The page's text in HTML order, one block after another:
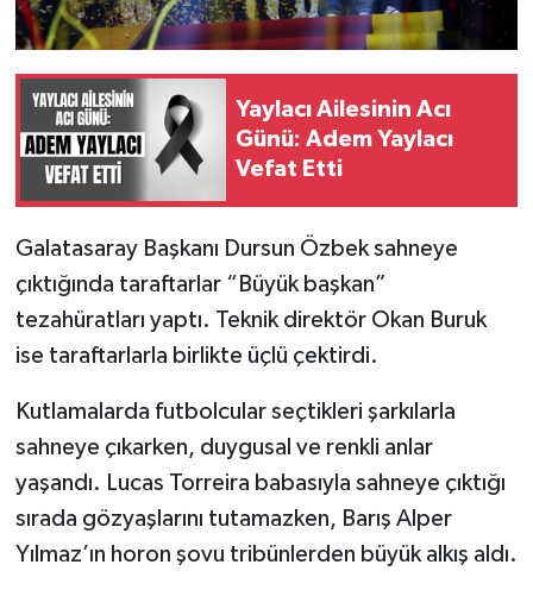
Yaylacı Ailesinin Acı
Günü: Adem Yaylacı
Vefat Etti
Galatasaray Başkanı Dursun Özbek sahneye
çıktığında taraftarlar “Büyük başkan”
tezahüratları yaptı. Teknik direktör Okan Buruk
ise taraftarlarla birlikte üçlü çektirdi.
Kutlamalarda futbolcular seçtikleri şarkılarla
sahneye çıkarken, duygusal ve renkli anlar
yaşandı. Lucas Torreira babasıyla sahneye çıktığı
sırada gözyaşlarını tutamazken, Barış Alper
Yılmaz’ın horon şovu tribünlerden büyük alkış aldı.